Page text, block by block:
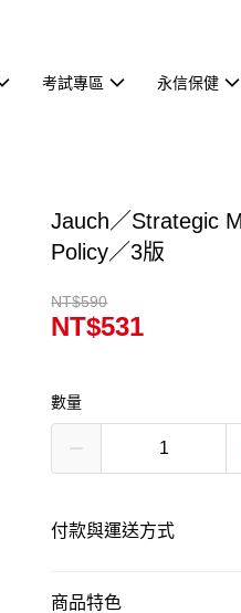
考試專區 永信保健
Jauch／Strategic
Policy／3版
NT$590
NT$531
數量
付款與運送方式
付款方式
商品特色